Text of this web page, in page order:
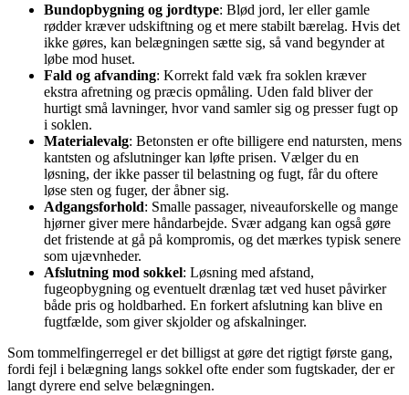
Bundopbygning og jordtype: Blød jord, ler eller gamle
rødder kræver udskiftning og et mere stabilt bærelag. Hvis det
ikke gøres, kan belægningen sætte sig, så vand begynder at
løbe mod huset.
Fald og afvanding: Korrekt fald væk fra soklen kræver
ekstra afretning og præcis opmåling. Uden fald bliver der
hurtigt små lavninger, hvor vand samler sig og presser fugt op
i soklen.
Materialevalg: Betonsten er ofte billigere end natursten, mens
kantsten og afslutninger kan løfte prisen. Vælger du en
løsning, der ikke passer til belastning og fugt, får du oftere
løse sten og fuger, der åbner sig.
Adgangsforhold: Smalle passager, niveauforskelle og mange
hjørner giver mere håndarbejde. Svær adgang kan også gøre
det fristende at gå på kompromis, og det mærkes typisk senere
som ujævnheder.
Afslutning mod sokkel: Løsning med afstand,
fugeopbygning og eventuelt drænlag tæt ved huset påvirker
både pris og holdbarhed. En forkert afslutning kan blive en
fugtfælde, som giver skjolder og afskalninger.
Som tommelfingerregel er det billigst at gøre det rigtigt første gang,
fordi fejl i belægning langs sokkel ofte ender som fugtskader, der er
langt dyrere end selve belægningen.